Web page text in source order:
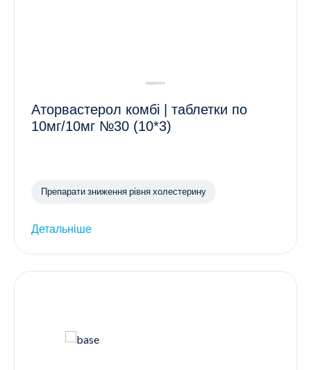
Аторвастерол комбі | таблетки по
10мг/10мг №30 (10*3)
Препарати зниження рівня холестерину
Детальніше